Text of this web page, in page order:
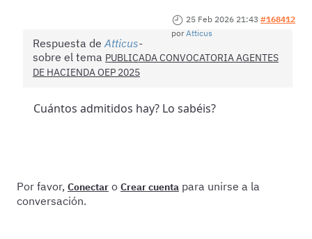
25 Feb 2026 21:43 #168412
porAtticus
Respuesta de Atticus
sobre el tema PUBLICADA CONVOCATORIA AGENTES
DE HACIENDA OEP 2025
Cuántos admitidos hay? Lo sabéis?
Por favor, Conectar o Crear cuenta para unirse a la
conversación.